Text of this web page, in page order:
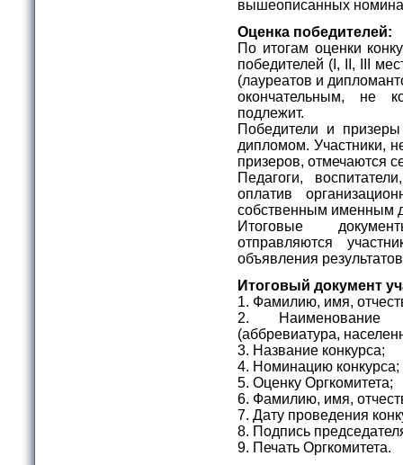
вышеописанных
Оценка победителей:
По итогам оценки
победителей (I, II, III
(лауреатов и
окончательным, не
подлежит.
Победители и
дипломом. Участники,
призеров, отмечаются
Педагоги,
оплатив
собственным именным
Итоговые
отправляются
объявления
Итоговый документ
1. Фамилию, имя,
2. Наименование
(аббревиатура,
3. Название конкурса;
4. Номинацию конкурса;
5. Оценку Оргкомитета;
6. Фамилию, имя,
7. Дату проведения
8. Подпись
9. Печать Оргкомитета.